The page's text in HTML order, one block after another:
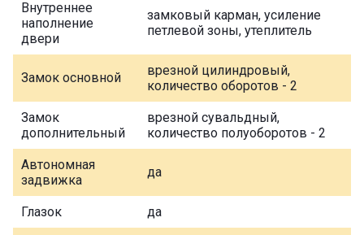
Внутреннее
наполнение
двери
замковый карман, усиление
петлевой зоны, утеплитель
Замок основной
врезной цилиндровый,
количество оборотов - 2
Замок
дополнительный
врезной сувальдный,
количество полуоборотов - 2
Автономная
задвижка
да
Глазок да